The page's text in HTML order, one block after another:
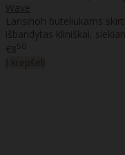
Wave
Lansinoh buteliukams
išbandytas kliniškai,
€850